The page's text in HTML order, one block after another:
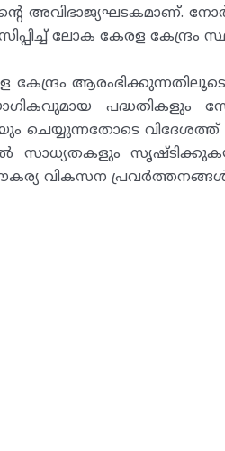
അവിഭാജ്യഘടകമാണ്.
ലോക കേരള കേന്ദ്രം
പദ്ധതികളും
ചെയ്യുന്നതോടെ
സാധ്യതകളും
വികസന